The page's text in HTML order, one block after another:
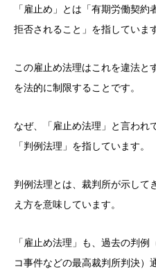
「雇止め」とは「有期労働契
拒否されること」を指していま
この雇止め法理はこれを違法と
を法的に制限することです。
なぜ、「雇止め法理」と言われ
「判例法理」を指しています。
判例法理とは、裁判所が示して
え方を意味しています。
「雇止め法理」も、過去の判
コ事件などの最高裁判所判決）